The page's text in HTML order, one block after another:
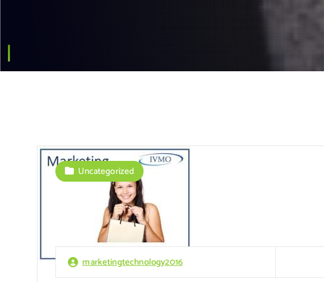
marketingtechnology2016
Uncategorized